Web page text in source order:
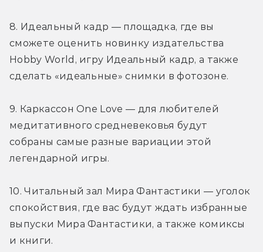
8. Идеальный кадр — площадка, где вы
сможете оценить новинку издательства
Hobby World, игру Идеальный кадр, а также
сделать «идеальные» снимки в фотозоне.
9. Каркассон One Love — для любителей
медитативного средневековья будут
собраны самые разные вариации этой
легендарной игры.
10. Читальный зал Мира Фантастики — уголок
спокойствия, где вас будут ждать избранные
выпуски Мира Фантастики, а также комиксы
и книги.